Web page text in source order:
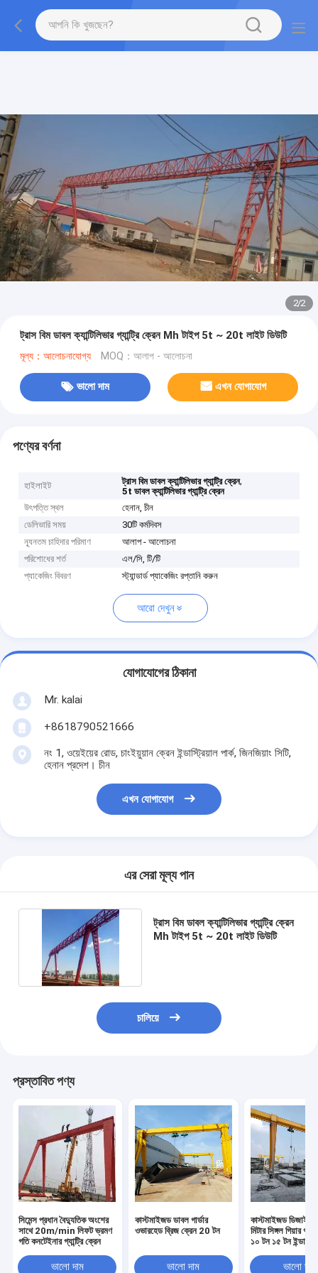
gtag('config', 'G-QWE9HWC3PF', {cookie_flags:
"SameSite=None;Secure"});
2/2
ট্রাস বিম ডাবল ক্যান্টিলিভার গ্যান্ট্রি ক্রেন Mh টাইপ 5t ~ 20t লাইট ডিউটি
মূল্য：আলোচনাযোগ্য MOQ：আলাপ - আলোচনা
ভালো দাম এখন যোগাযোগ
পণ্যের বর্ণনা
হাইলাইট ট্রাস বিম ডাবল ক্যান্টিলিভার গ্যান্ট্রি ক্রেন,
5t ডাবল ক্যান্টিলিভার গ্যান্ট্রি ক্রেন
উৎপত্তি স্থল
হেনান, চীন
ডেলিভারি সময়
30টি কর্মদিবস
ন্যূনতম চাহিদার পরিমাণ
আলাপ - আলোচনা
পরিশোধের শর্ত
এল/সি, টি/টি
প্যাকেজিং বিবরণ
স্ট্যান্ডার্ড প্যাকেজিং রপ্তানি করুন
আরো দেখুন
যোগাযোগের ঠিকানা
Mr. kalai
+8618790521666
নং 1, ওয়েইয়ের রোড, চাংইয়ুয়ান ক্রেন ইন্ডাস্ট্রিয়াল পার্ক, জিনজিয়াং সিটি,
হেনান প্রদেশ। চীন
এখন যোগাযোগ
এর সেরা মূল্য পান
ট্রাস বিম ডাবল ক্যান্টিলিভার গ্যান্ট্রি ক্রেন
Mh টাইপ 5t ~ 20t লাইট ডিউটি
চালিয়ে
প্রস্তাবিত পণ্য
সিমেন্স প্রধান বৈদ্যুতিক অংশের
সাথে 20m/min লিফট ভ্রমণ
গতি কনটেইনার গ্যান্ট্রি ক্রেন
ভালো দাম
কাস্টমাইজড ডাবল গার্ডার
ওভারহেড ব্রিজ ক্রেন 20 টন
ভালো দাম
কাস্টমাইজড ডিজাইন
মিটার সিঙ্গল গিয়ার
১০ টন ১৫ টন
ভালো দাম